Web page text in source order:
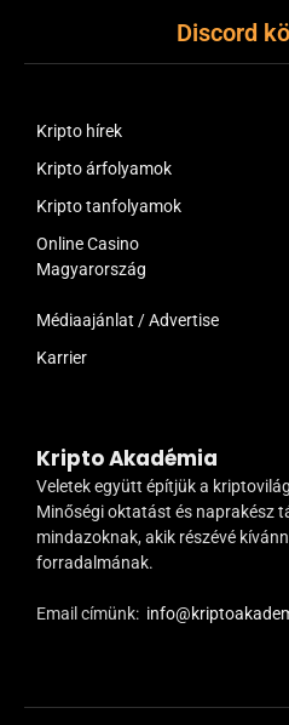
Discord
Kripto hírek
Kripto árfolyamok
Kripto tanfolyamok
Online Casino
Magyarország
Médiaajánlat / Advertise
Karrier
Kripto Akadémia
Veletek együtt építjük a
Minőségi oktatást és naprakész
mindazoknak, akik részévé
forradalmának.
Email címünk: